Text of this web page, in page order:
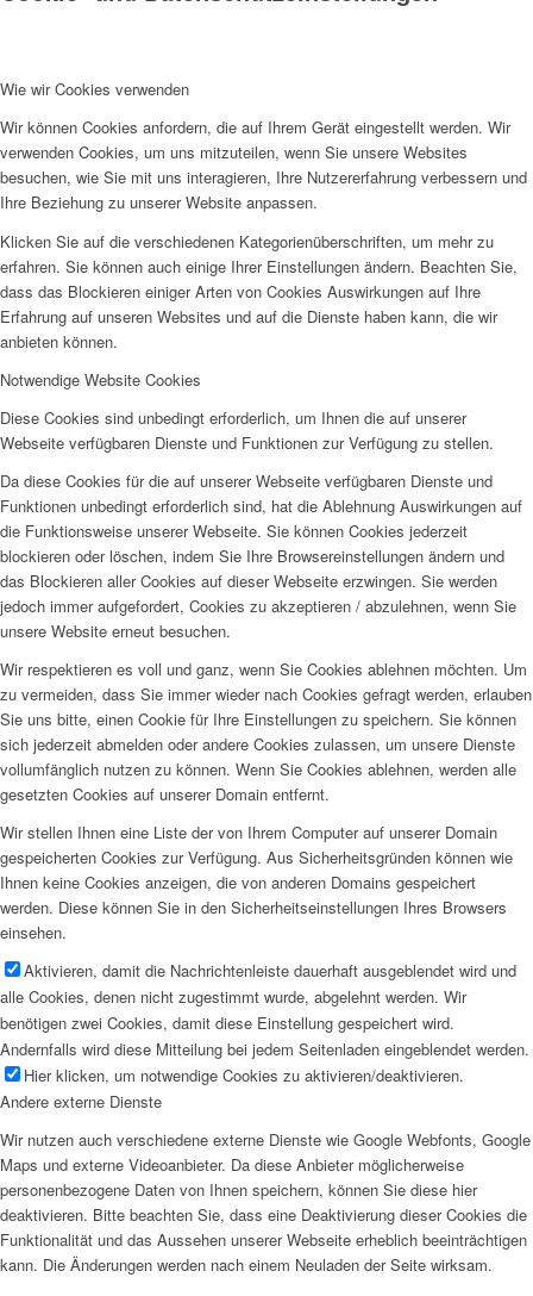
Wie wir Cookies verwenden
Wir können Cookies anfordern, die auf Ihrem Gerät eingestellt werden. Wir
verwenden Cookies, um uns mitzuteilen, wenn Sie unsere Websites
besuchen, wie Sie mit uns interagieren, Ihre Nutzererfahrung verbessern und
Ihre Beziehung zu unserer Website anpassen.
Klicken Sie auf die verschiedenen Kategorienüberschriften, um mehr zu
erfahren. Sie können auch einige Ihrer Einstellungen ändern. Beachten Sie,
dass das Blockieren einiger Arten von Cookies Auswirkungen auf Ihre
Erfahrung auf unseren Websites und auf die Dienste haben kann, die wir
anbieten können.
Notwendige Website Cookies
Diese Cookies sind unbedingt erforderlich, um Ihnen die auf unserer
Webseite verfügbaren Dienste und Funktionen zur Verfügung zu stellen.
Da diese Cookies für die auf unserer Webseite verfügbaren Dienste und
Funktionen unbedingt erforderlich sind, hat die Ablehnung Auswirkungen auf
die Funktionsweise unserer Webseite. Sie können Cookies jederzeit
blockieren oder löschen, indem Sie Ihre Browsereinstellungen ändern und
das Blockieren aller Cookies auf dieser Webseite erzwingen. Sie werden
jedoch immer aufgefordert, Cookies zu akzeptieren / abzulehnen, wenn Sie
unsere Website erneut besuchen.
Wir respektieren es voll und ganz, wenn Sie Cookies ablehnen möchten. Um
zu vermeiden, dass Sie immer wieder nach Cookies gefragt werden, erlauben
Sie uns bitte, einen Cookie für Ihre Einstellungen zu speichern. Sie können
sich jederzeit abmelden oder andere Cookies zulassen, um unsere Dienste
vollumfänglich nutzen zu können. Wenn Sie Cookies ablehnen, werden alle
gesetzten Cookies auf unserer Domain entfernt.
Wir stellen Ihnen eine Liste der von Ihrem Computer auf unserer Domain
gespeicherten Cookies zur Verfügung. Aus Sicherheitsgründen können wie
Ihnen keine Cookies anzeigen, die von anderen Domains gespeichert
werden. Diese können Sie in den Sicherheitseinstellungen Ihres Browsers
einsehen.
Aktivieren, damit die Nachrichtenleiste dauerhaft ausgeblendet wird und
alle Cookies, denen nicht zugestimmt wurde, abgelehnt werden. Wir
benötigen zwei Cookies, damit diese Einstellung gespeichert wird.
Andernfalls wird diese Mitteilung bei jedem Seitenladen eingeblendet werden.
Hier klicken, um notwendige Cookies zu aktivieren/deaktivieren.
Andere externe Dienste
Wir nutzen auch verschiedene externe Dienste wie Google Webfonts, Google
Maps und externe Videoanbieter. Da diese Anbieter möglicherweise
personenbezogene Daten von Ihnen speichern, können Sie diese hier
deaktivieren. Bitte beachten Sie, dass eine Deaktivierung dieser Cookies die
Funktionalität und das Aussehen unserer Webseite erheblich beeinträchtigen
kann. Die Änderungen werden nach einem Neuladen der Seite wirksam.